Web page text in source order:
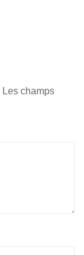
Les champs